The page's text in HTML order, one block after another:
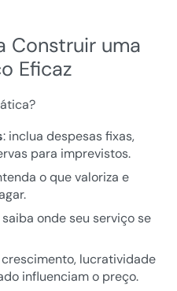
Construir uma
Eficaz
: inclua despesas fixas,
para imprevistos.
o que valoriza e
saiba onde seu serviço se
crescimento, lucratividade
influenciam o preço.